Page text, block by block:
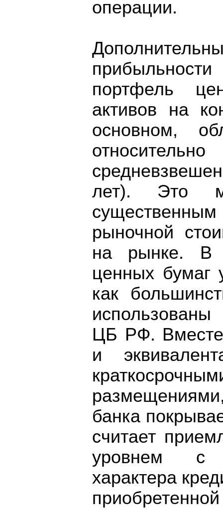
операции.
портфель
активов на
основном,
лет). Это
существенным
рыночной
на рынке. В
ценных бумаг
как
ЦБ РФ.
и
банка
считает
уровнем с
характера